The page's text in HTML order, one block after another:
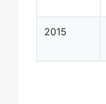
2015